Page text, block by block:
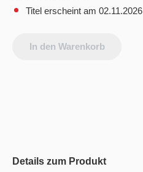
Titel erscheint am 02.11.2026
In den Warenkorb
Details zum Produkt